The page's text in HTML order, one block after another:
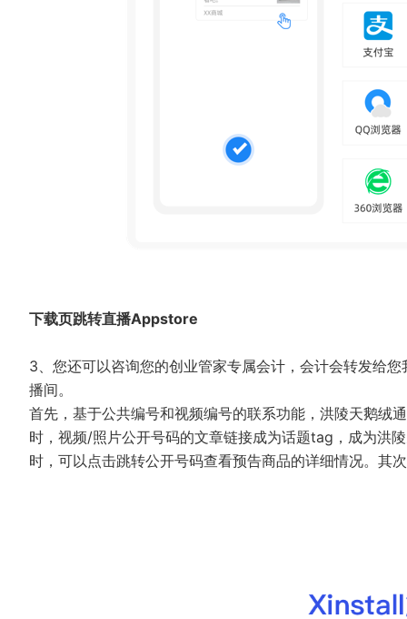
下载页跳转直播Appstore
3、您还可以咨询您的创业管家专属会计，会计会转发给
播间。
首先，基于公共编号和视频编号的联系功能，洪陵天鹅绒
时，视频/照片公开号码的文章链接成为话题tag，成为洪
时，可以点击跳转公开号码查看预告商品的详细情况。其